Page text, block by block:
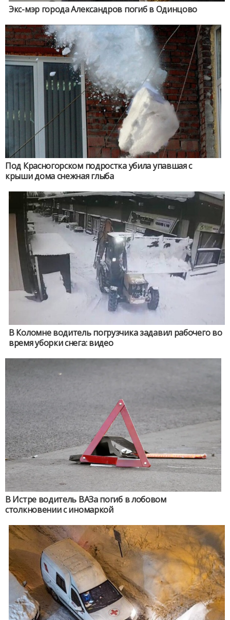
Экс-мэр города Александров погиб в Одинцово
Под Красногорском подростка убила упавшая с
крыши дома снежная глыба
В Коломне водитель погрузчика задавил рабочего во
время уборки снега: видео
В Истре водитель ВАЗа погиб в лобовом
столкновении с иномаркой